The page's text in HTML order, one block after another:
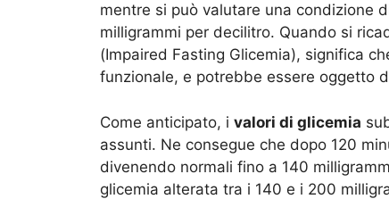
mentre si può valutare una condizione
milligrammi per decilitro. Quando si
(Impaired Fasting Glicemia), significa
funzionale, e potrebbe essere oggetto
Come anticipato, i valori di glicemia
assunti. Ne consegue che dopo 120
divenendo normali fino a 140
glicemia alterata tra i 140 e i 200